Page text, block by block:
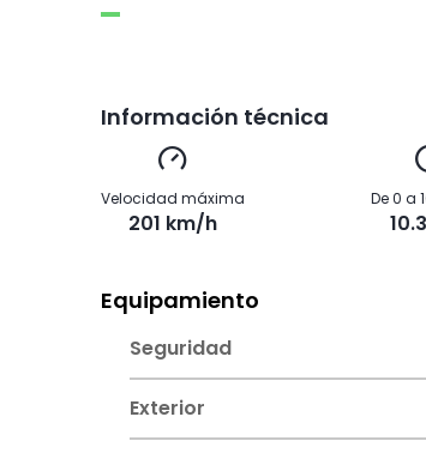
Información técnica
Velocidad máxima
201 km/h
De 0 a
Equipamiento
Seguridad
Exterior